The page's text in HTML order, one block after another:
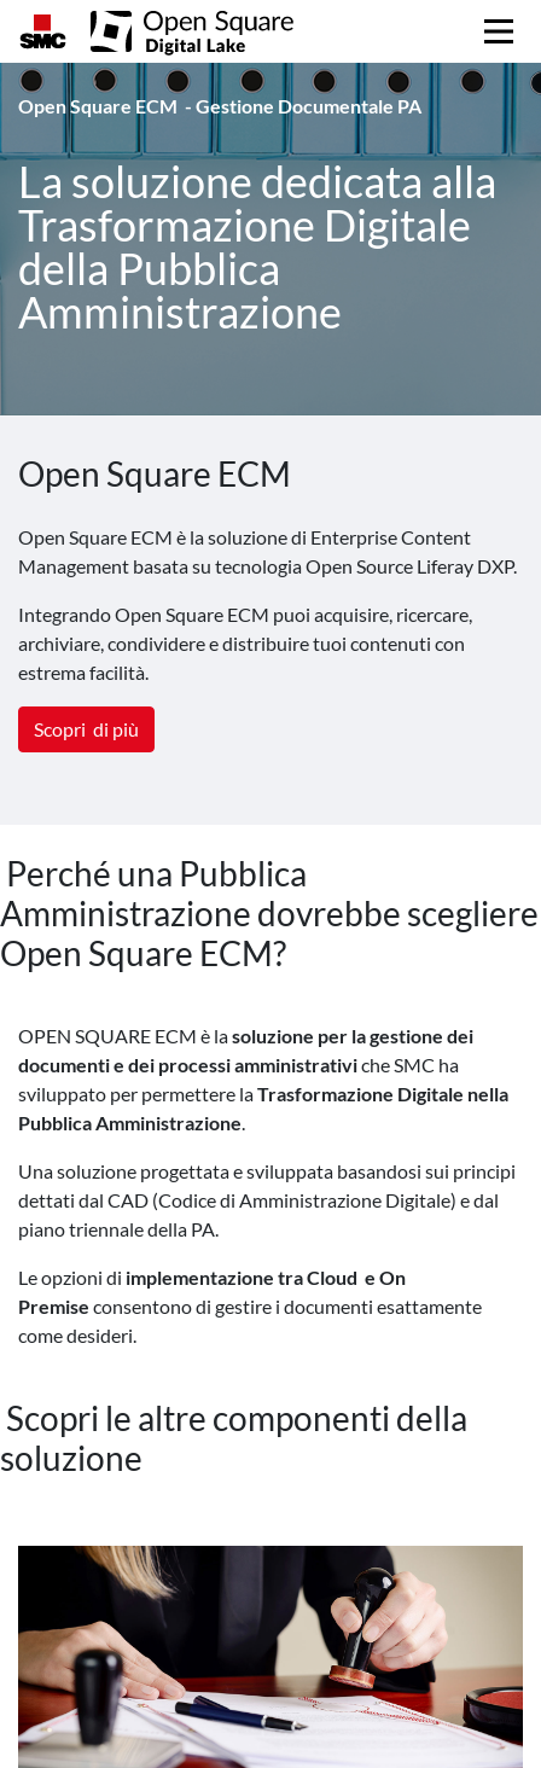
Open Square ECM - Gestione Documentale PA
La soluzione dedicata alla
Trasformazione Digitale
della Pubblica
Amministrazione
Open Square ECM
Open Square ECM è la soluzione di Enterprise Content
Management basata su tecnologia Open Source Liferay DXP.
Integrando Open Square ECM puoi acquisire, ricercare,
archiviare, condividere e distribuire tuoi contenuti con
estrema facilità.
Scopri di più
Perché una Pubblica
Amministrazione dovrebbe scegliere
Open Square ECM?
OPEN SQUARE ECM è lasoluzione per la gestione dei
documenti e dei processi amministrativiche SMC ha
sviluppato per permettere laTrasformazione Digitale nella
Pubblica Amministrazione.
Una soluzione progettata e sviluppata basandosi sui principi
dettati dal CAD (Codice di Amministrazione Digitale) e dal
piano triennale della PA.
Le opzioni di implementazione tra Cloud e On
Premise consentono di gestire i documenti esattamente
come desideri.
Scopri le altre componenti della
soluzione